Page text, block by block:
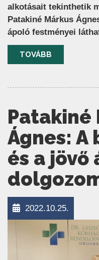
alkotásait tekinthetik
Patakiné Márkus
ápoló festményei
TOVÁBB
Patakiné
Ágnes:
és a
2022.10.25.